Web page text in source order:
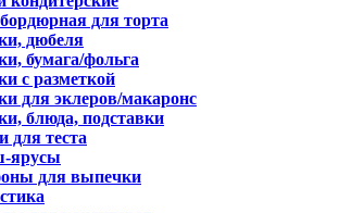
для торта
дюбеля
бумага/фольга
с разметкой
для эклеров/макаронс
блюда, подставки
для теста
ярусы
для выпечки